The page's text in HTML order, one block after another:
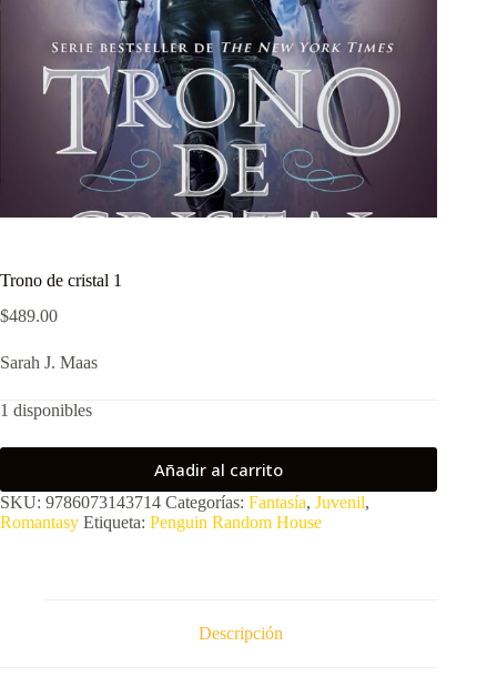
Trono de cristal 1
$489.00
Sarah J. Maas
1 disponibles
Añadir al carrito
SKU: 9786073143714 Categorías: Fantasía, Juvenil,
Romantasy Etiqueta: Penguin Random House
Descripción